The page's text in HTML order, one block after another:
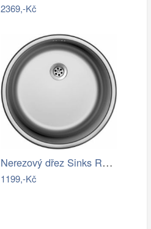
2369,-Kč
Nerezový dřez Sinks ROUND 450 M 0,6mm…
1199,-Kč